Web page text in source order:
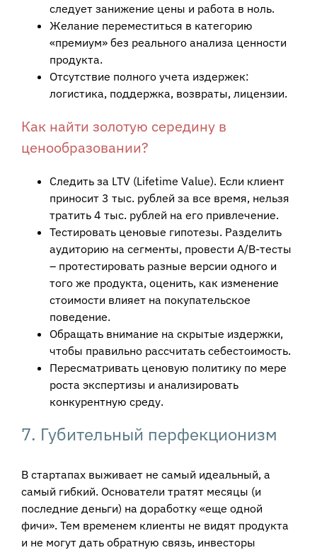
следует занижение цены и работа в ноль.
Желание переместиться в категорию
«премиум» без реального анализа ценности
продукта.
Отсутствие полного учета издержек:
логистика, поддержка, возвраты, лицензии.
Как найти золотую середину в
ценообразовании?
Следить за LTV (Lifetime Value). Если клиент
приносит 3 тыс. рублей за все время, нельзя
тратить 4 тыс. рублей на его привлечение.
Тестировать ценовые гипотезы. Разделить
аудиторию на сегменты, провести A/B-тесты
– протестировать разные версии одного и
того же продукта, оценить, как изменение
стоимости влияет на покупательское
поведение.
Обращать внимание на скрытые издержки,
чтобы правильно рассчитать себестоимость.
Пересматривать ценовую политику по мере
роста экспертизы и анализировать
конкурентную среду.
7. Губительный перфекционизм
В стартапах выживает не самый идеальный, а
самый гибкий. Основатели тратят месяцы (и
последние деньги) на доработку «еще одной
фичи». Тем временем клиенты не видят продукта
и не могут дать обратную связь, инвесторы